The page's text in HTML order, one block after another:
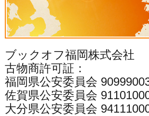
ブックオフ福岡株式会社
古物商許可証：
福岡県公安委員会
佐賀県公安委員会
大分県公安委員会